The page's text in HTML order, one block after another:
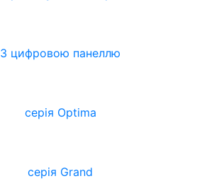
З цифровою панеллю
серія Optima
серія Grand